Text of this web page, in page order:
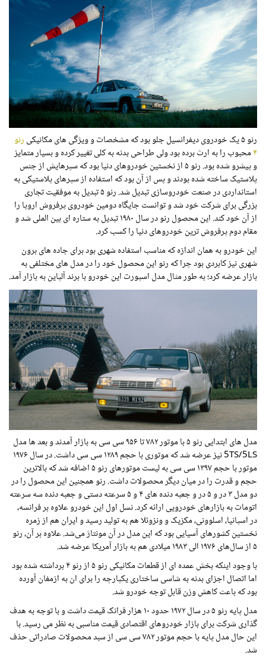
رنو ۵ یک خودروی دیفرانسیل جلو بود که مشخصات و ویژگی های مکانیکی
رنو
۴محبوب را به ارث برده بود ولی طراحی بدنه به کلی تغییر کرده و بسیار متمایز
و پیشرو شده بود. رنو ۵ از نخستین خودروهای دنیا بود که سپرهایش از جنس
پلاستیک ساخته شده بودند و پس از آن بود که استفاده از سپرهای پلاستیکی به
استانداردی در صنعت خودروسازی تبدیل شد. رنو ۵ تبدیل به موفقیت تجاری
بزرگی برای شرکت خود شد و توانست جایگاه دومین خودروی پرفروش اروپا را
از آن خود کند. این محصول رنو در سال ۱۹۸۰ تبدیل به ستاره ای بین الملی شد و
مقام دوم پرفروش ترین خودروهای دنیا را کسب کرد.
این خودرو به همان اندازه که مناسب استفاده شهری بود برای جاده های برون
شهری نیز کابردی بود چرا که رنو این محصول خود را در مدل های مختلفی به
بازار عرضه کرد؛ به طور مثال مدل اسپورت این خودرو با برند آلپاین به بازار آمد.
مدل های ابتدایی رنو ۵ با موتور ۷۸۲ تا ۹۵۶ سی سی به بازار آمدند و بعد ها مدل
5TS/5LS نیز عرضه شد که موتوری با حجم ۱۲۸۹ سی سی داشت. در سال ۱۹۷۶
موتور با حجم ۱۳۹۷ سی سی به لیست موتورهای رنو ۵ اضافه شد که بالاترین
حجم و قدرت را در میان دیگر محصولات داشت. رنو همچنین این محصول را در
دو مدل ۳ در و ۵ در و جعبه دنده های ۴ و ۵ سرعته دستی و جعبه دنده سه سرعته
اتومات به بازارهای خودرویی ارائه کرد. نسل اول این خودرو علاوه بر فرانسه،
در اسپانیا، اسلوونی، مکزیک و ونزوئلا هم به تولید رسید و ایران هم از زمره
نخستین کشورهای آسیایی بود که این مدل در آن مونتاژ می‌شد. علاوه بر آن، رنو
۵ از سال‌های ۱۹۷۶ الی ۱۹۸۳ میلادی هم به بازار آمریکا عرضه شد.
با وجود اینکه بخش عمده ای از قطعات مکانیکی رنو ۵ از رنو ۴ برداشته شده بود
اما اتصال اجزای بدنه به شاسی ساختاری یکپارچه را برای ان به ازمغان آورده
بود که باعث کاهش وزن قابل توجه خودرو شد.
مدل پایه رنو ۵ در سال ۱۹۷۲ حدود ۱۰ هزار فرانک قیمت داشت و با توجه به هدف
گذاری شرکت برای بازار خودروهای اقتصادی قیمت مناسبی به نظر می رسید. با
این حال مدل پایه با حجم موتور ۷۸۲ سی سی از سبد محصولات صادراتی حذف
شد.